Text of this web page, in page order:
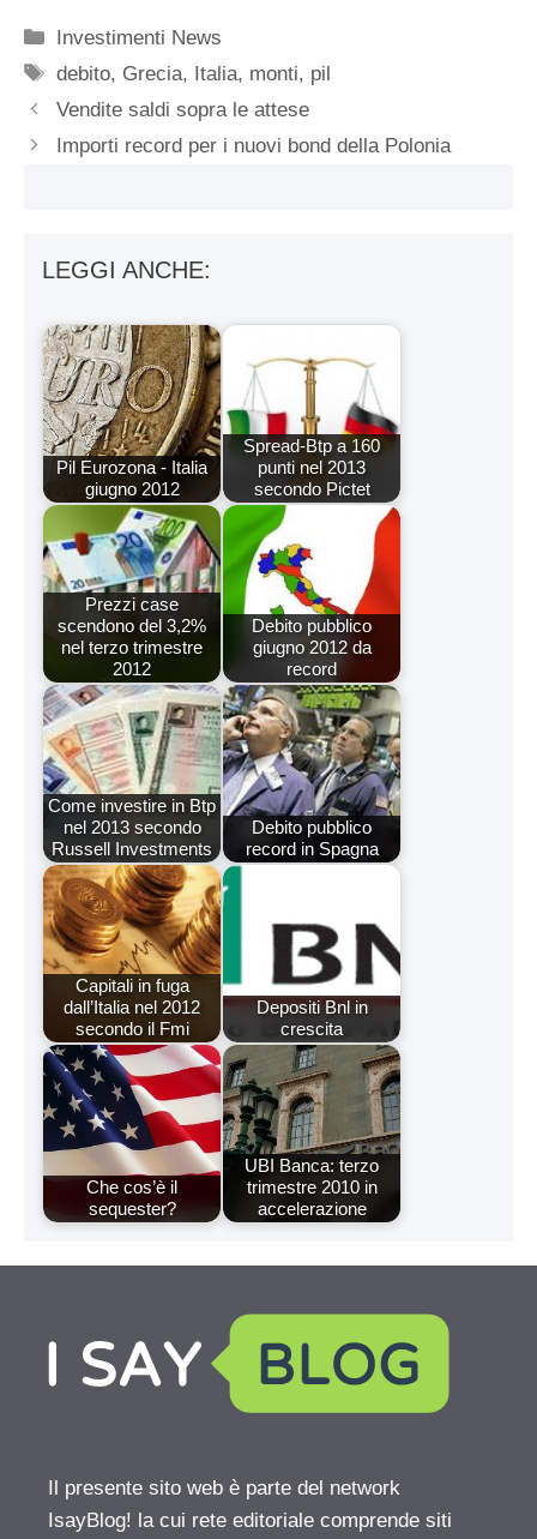
Categorie
Investimenti News
Tag
debito, Grecia, Italia, monti, pil
Vendite saldi sopra le attese
Importi record per i nuovi bond della Polonia
LEGGI ANCHE:
Pil Eurozona - Italia
giugno 2012
Spread-Btp a 160
punti nel 2013
secondo Pictet
Prezzi case
scendono del 3,2%
nel terzo trimestre
2012
Debito pubblico
giugno 2012 da
record
Come investire in Btp
nel 2013 secondo
Russell Investments
Debito pubblico
record in Spagna
Capitali in fuga
dall’Italia nel 2012
secondo il Fmi
Depositi Bnl in
crescita
Che cos’è il
sequester?
UBI Banca: terzo
trimestre 2010 in
accelerazione
Il presente sito web è parte del network
IsayBlog! la cui rete editoriale comprende siti